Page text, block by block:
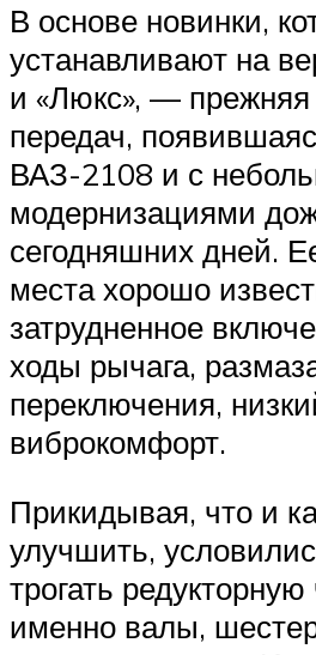
В основе новинки,
устанавливают на
и «Люкс», — прежняя
передач,
ВАЗ-2108 и с
модернизациями
сегодняшних дней.
места хорошо
затрудненное
ходы рычага,
переключения,
виброкомфорт.
Прикидывая, что и
улучшить,
трогать редукторную
именно валы,